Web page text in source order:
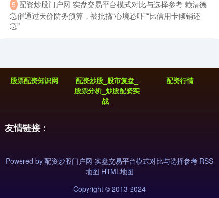
5 ​配资炒股门户网-实盘交易平台模式对比与选择参考 赖清德
急催通过天价防务预算，被批搞“心境恐吓”“比信用卡倾销还
急”
股票配资知识网
配资炒股_股市复盘_
股票分析_炒股配资实
战_
配资行情
友情链接：
Powered by 配资炒股门户网-实盘交易平台模式对比与选择参考 RSS
地图 HTML地图
Copyright © 2013-2024